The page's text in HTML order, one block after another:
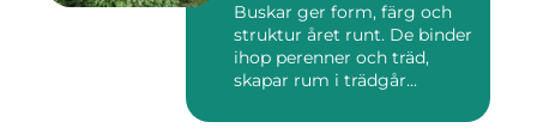
Buskar ger form, färg och
struktur året runt. De binder
ihop perenner och träd,
skapar rum i trädgår...